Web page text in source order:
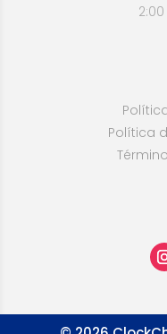
Política